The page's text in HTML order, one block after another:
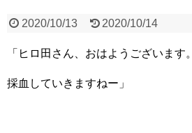
2020/10/13 2020/10/14
「ヒロ田さん、おはようございます。
採血していきますねー」